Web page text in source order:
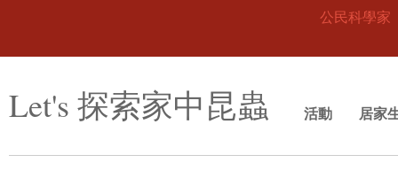
公民科學家
居家
活動
Let's 探索家中昆蟲